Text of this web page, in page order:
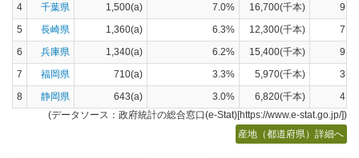
4
千葉県 1,500(a) 7.0% 16,700(千本)
5
長崎県 1,360(a) 6.3% 12,300(千本)
6
兵庫県 1,340(a) 6.2% 15,400(千本)
7
福岡県 710(a) 3.3% 5,970(千本)
8
静岡県 643(a) 3.0% 6,820(千本)
(データソース：政府統計の総合窓口(e-Stat)[https://www.e-stat.go.jp/])
産地（都道府県）詳細へ